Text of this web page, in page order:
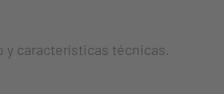
y características técnicas.